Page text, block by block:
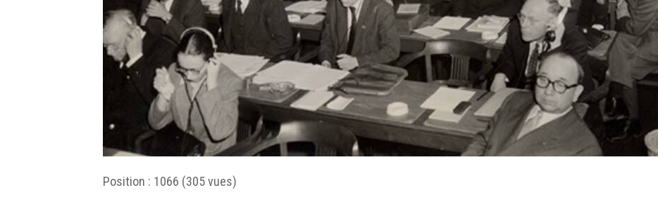
Position : 1066 (305vues)